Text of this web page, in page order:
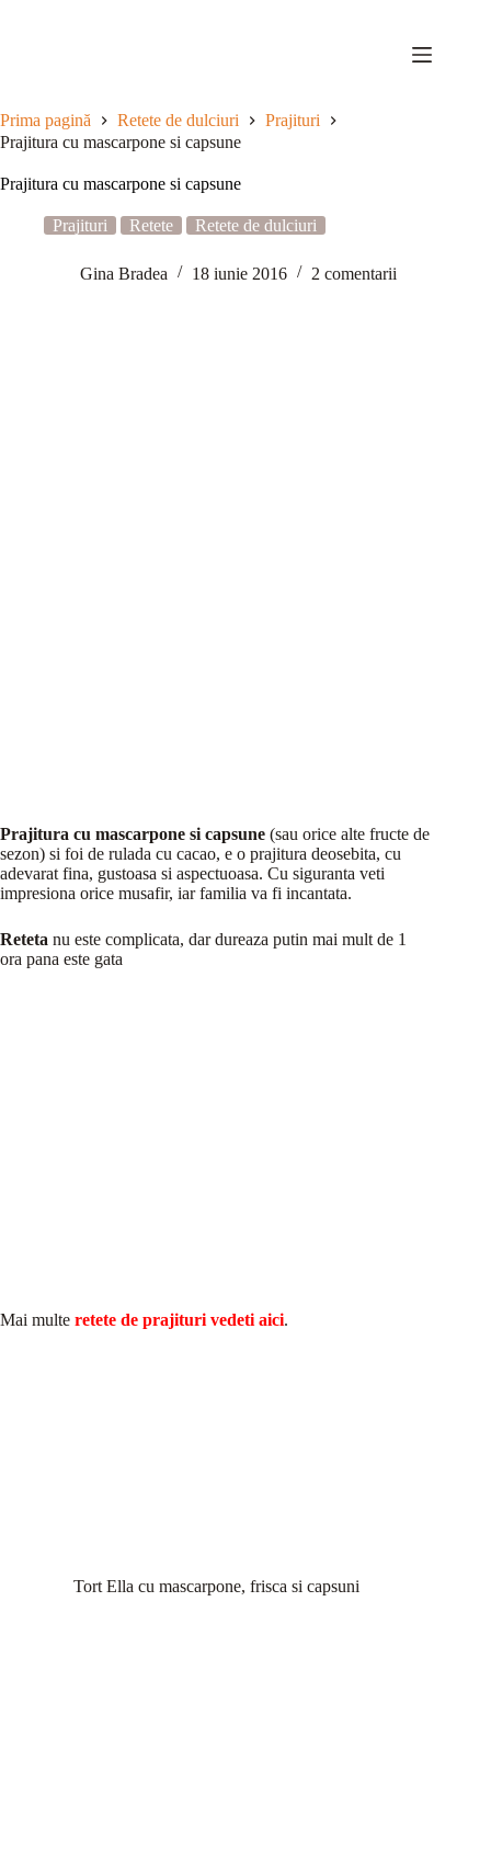
Prima pagină Retete de dulciuri
Prajituri
Prajitura cu mascarpone si capsune
Prajitura cu mascarpone si capsune
Prajituri Retete Retete de dulciuri
Gina Bradea 18 iunie 2016 2 comentarii
Prajitura cu mascarpone si capsune (sau orice alte fructe de
sezon) si foi de rulada cu cacao, e o prajitura deosebita, cu
adevarat fina, gustoasa si aspectuoasa. Cu siguranta veti
impresiona orice musafir, iar familia va fi incantata.
Reteta nu este complicata, dar dureaza putin mai mult de 1
ora pana este gata
Mai multe retete de prajituri vedeti aici.
Tort Ella cu mascarpone, frisca si capsuni